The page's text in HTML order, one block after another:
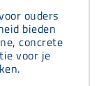
ouders
bieden
concrete
voor je